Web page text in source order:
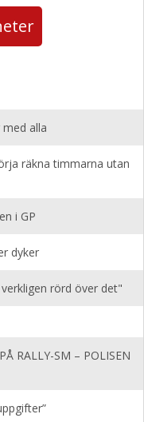
alla
räkna timmarna utan
i GP
dyker
rörd över det"
RALLY-SM – POLISEN